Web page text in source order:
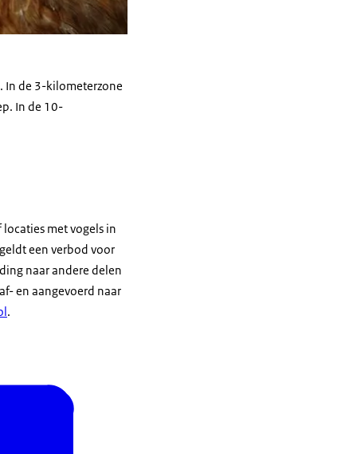
In de 3-kilometerzone
In de 10-
met vogels in
een verbod voor
naar andere delen
en aangevoerd naar
.